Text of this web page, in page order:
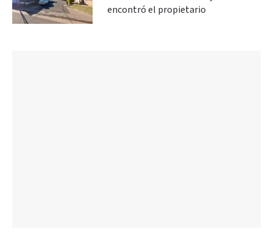
encontró el propietario